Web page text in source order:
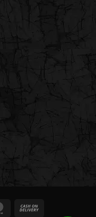
MasterCard